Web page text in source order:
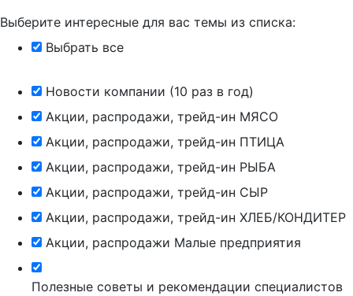
Выберите интересные для вас темы из списка:
Выбрать все
Новости компании (10 раз в год)
Акции, распродажи, трейд-ин МЯСО
Акции, распродажи, трейд-ин ПТИЦА
Акции, распродажи, трейд-ин РЫБА
Акции, распродажи, трейд-ин СЫР
Акции, распродажи, трейд-ин ХЛЕБ/КОНДИТЕР
Акции, распродажи Малые предприятия
Полезные советы и рекомендации специалистов